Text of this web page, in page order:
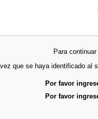
Para
que se haya identificado al
Por favor
Por favor